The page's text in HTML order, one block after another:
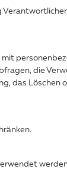
die
das Löschen